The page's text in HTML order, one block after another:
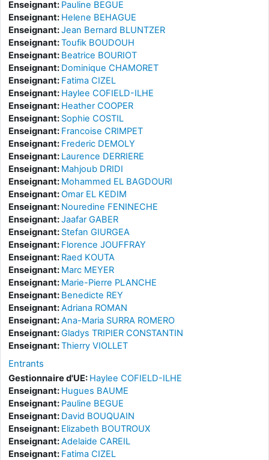
Enseignant: Pauline BEGUE
Enseignant: Helene BEHAGUE
Enseignant:Jean Bernard BLUNTZER
Enseignant:Toufik BOUDOUH
Enseignant: Beatrice BOURIOT
Enseignant: Dominique CHAMORET
Enseignant: Fatima CIZEL
Enseignant: Haylee COFIELD-ILHE
Enseignant: Heather COOPER
Enseignant: Sophie COSTIL
Enseignant: Francoise CRIMPET
Enseignant: Frederic DEMOLY
Enseignant: Laurence DERRIERE
Enseignant: Mahjoub DRIDI
Enseignant: Mohammed EL BAGDOURI
Enseignant:Omar EL KEDIM
Enseignant: Nouredine FENINECHE
Enseignant:Jaafar GABER
Enseignant: Stefan GIURGEA
Enseignant: Florence JOUFFRAY
Enseignant: Raed KOUTA
Enseignant: Marc MEYER
Enseignant: Marie-Pierre PLANCHE
Enseignant: Benedicte REY
Enseignant:Adriana ROMAN
Enseignant:Ana-Maria SURRA ROMERO
Enseignant:Gladys TRIPIER CONSTANTIN
Enseignant:Thierry VIOLLET
Entrants
Gestionnaire d'UE: Haylee COFIELD-ILHE
Enseignant: Hugues BAUME
Enseignant: Pauline BEGUE
Enseignant: David BOUQUAIN
Enseignant: Elizabeth BOUTROUX
Enseignant:Adelaide CAREIL
Enseignant: Fatima CIZEL